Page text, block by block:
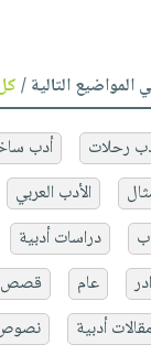
التالية /
رحلات أدب
الأدب العربي
دراسات أدبية
عام قصص
مقالات أدبية